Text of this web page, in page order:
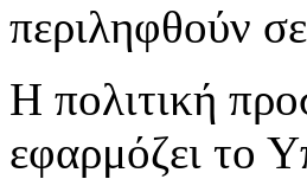
περιληφθούν
Η πολιτική
εφαρμόζει το